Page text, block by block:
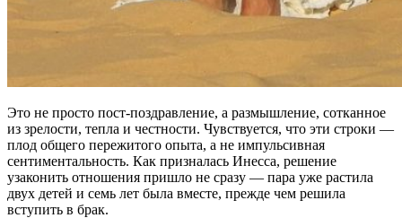
Это не просто пост-поздравление, а размышление, сотканное
из зрелости, тепла и честности. Чувствуется, что эти строки —
плод общего пережитого опыта, а не импульсивная
сентиментальность. Как призналась Инесса, решение
узаконить отношения пришло не сразу — пара уже растила
двух детей и семь лет была вместе, прежде чем решила
вступить в брак.